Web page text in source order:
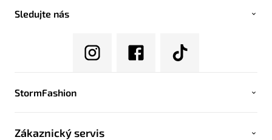
Sledujte nás
StormFashion
Zákaznický servis